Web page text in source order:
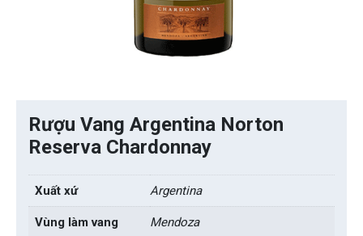
Rượu Vang Argentina Norton
Reserva Chardonnay
Xuất xứ Argentina
Vùng làm vang Mendoza